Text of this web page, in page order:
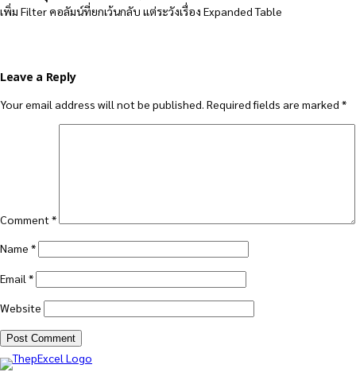
เพิ่ม Filter คอลัมน์ที่ยกเว้นกลับ แต่ระวังเรื่อง Expanded Table
Leave a Reply
Your email address will not be published. Required fields are marked *
Comment *
Name *
Email *
Website